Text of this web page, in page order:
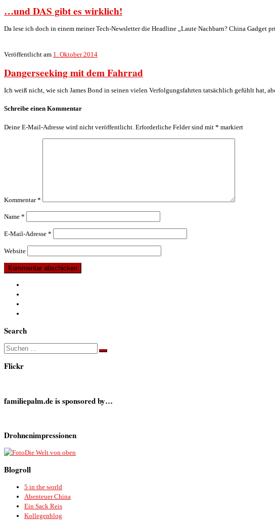
…und DAS gibt es wirklich!
Da lese ich doch in einem meiner Tech-Newsletter die Headline „Laute Nachbarn? China Gadget
Veröffentlicht am 1. Oktober 2014
Dangerseeking mit dem Fahrrad
Ich weiß nicht, wie sich James Bond in seinen vielen Verfolgungsfahrten tatsächlich gefühlt hat,
Schreibe einen Kommentar
Deine E-Mail-Adresse wird nicht veröffentlicht. Erforderliche Felder sind mit * markiert
Kommentar*
Name *
E-Mail-Adresse *
Website
Search
Suche
Suchen …
Flickr
familiepalm.de is sponsored by…
Drohnenimpressionen
Die Welt von oben
Blogroll
5 in the world
Abenteuer China
Ein Sack Reis
Kollegenblog